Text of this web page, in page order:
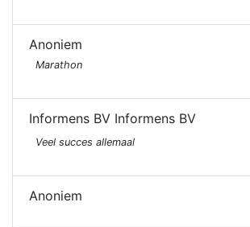
Anoniem
Marathon
Informens BV Informens BV
Veel succes allemaal
Anoniem